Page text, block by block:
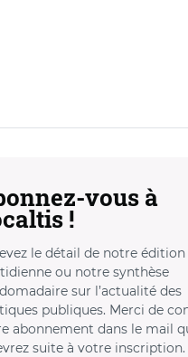
vous à
!
le détail de notre édition
ou notre synthèse
sur l’actualité des
publiques. Merci de
abonnement dans le mail
suite à votre inscription.